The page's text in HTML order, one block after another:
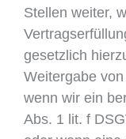
Stellen weiter,
gesetzlich
Weitergabe
wenn wir ein
Abs. 1 lit. f